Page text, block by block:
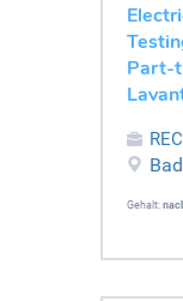
Part-
Gehalt: